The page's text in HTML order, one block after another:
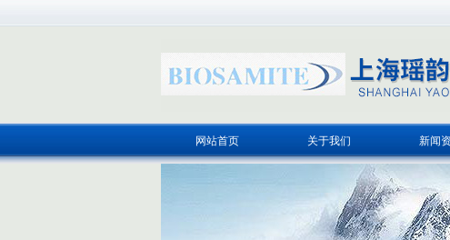
网站首页 关于我们 新闻